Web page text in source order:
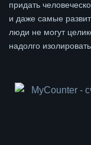
придать
и даже самые
люди не могут
надолго